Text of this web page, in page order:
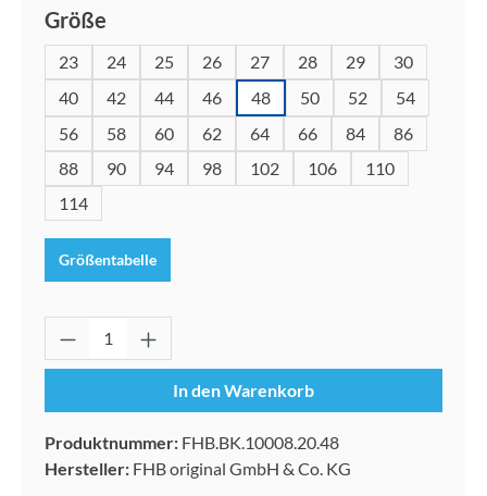
Größe
23 24 25 26 27 28 29
30
40
42 44 46 48 50 52
54
56
58 60 62 64 66 84
86
88
90 94 98 102 106
110
114
Größentabelle
Produkt Anzahl: Gib den gewünschten
In den Warenkorb
Produktnummer: FHB.BK.10008.20.48
Hersteller: FHB original GmbH & Co. KG